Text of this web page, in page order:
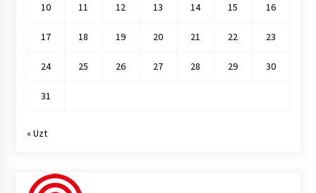
10 11 12 13 14 15 16
17 18 19 20 21 22 23
24 25 26 27 28 29 30
31
« Uzt